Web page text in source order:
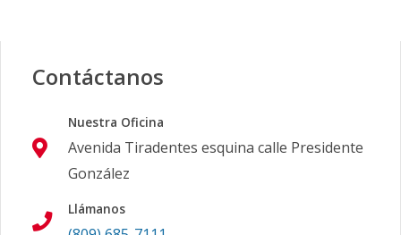
Contáctanos
Nuestra Oficina
Avenida Tiradentes esquina calle Presidente
González
Llámanos